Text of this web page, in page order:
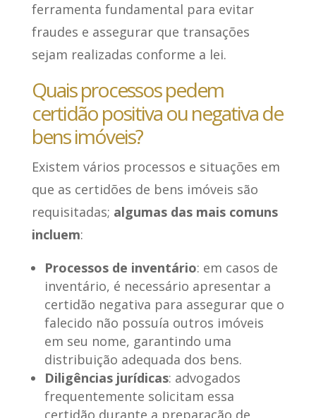
ferramenta fundamental para evitar
fraudes e assegurar que transações
sejam realizadas conforme a lei.
Quais processos pedem
certidão positiva ou negativa de
bens imóveis?
Existem vários processos e situações em
que as certidões de bens imóveis são
requisitadas; algumas das mais comuns
incluem:
Processos de inventário: em casos de
inventário, é necessário apresentar a
certidão negativa para assegurar que o
falecido não possuía outros imóveis
em seu nome, garantindo uma
distribuição adequada dos bens.
Diligências jurídicas: advogados
frequentemente solicitam essa
certidão durante a preparação de